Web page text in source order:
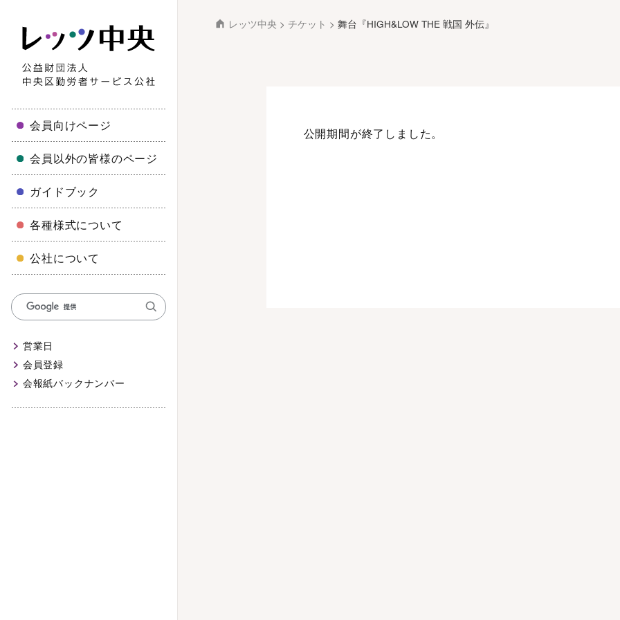
会員向けページ
会員以外の皆様のページ
ガイドブック
各種様式について
公社について
営業日
会員登録
会報紙バックナンバー
レッツ中央 > チケット >舞台『HIGH&LOW THE 戦国 外伝』
公開期間が終了しました。